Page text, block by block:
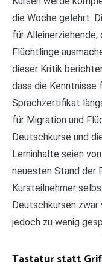
die Woche gelehrt.
für Alleinerziehende,
Flüchtlinge
dieser Kritik
dass die Kenntnisse
Sprachzertifikat
für Migration und
Deutschkurse und
Lerninhalte seien
neuesten Stand der
Kursteilnehmer
Deutschkursen zwar
jedoch zu wenig
Tastatur statt